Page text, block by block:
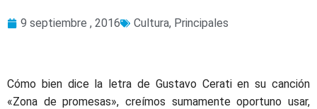
9 septiembre , 2016 Cultura, Principales
Cómo bien dice la letra de Gustavo Cerati en su canción
«Zona de promesas», creímos sumamente oportuno usar,